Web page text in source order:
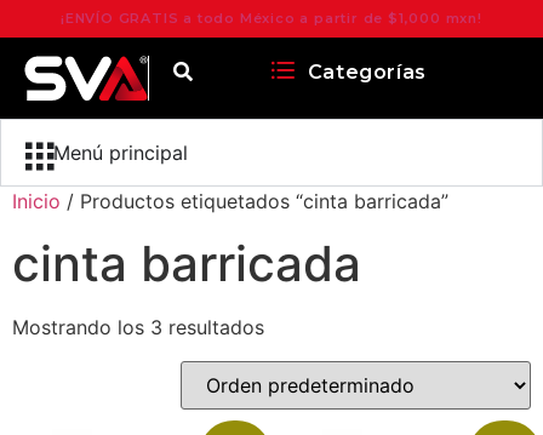
¡ENVÍO GRATIS a todo México a partir de $1,000 mxn!
Categorías
Menú principal
Inicio / Productos etiquetados “cinta barricada”
cinta barricada
Mostrando los 3 resultados